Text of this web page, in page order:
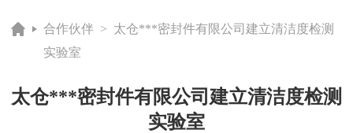
合作伙伴 > 太仓***密封件有限公司建立清洁度检测
实验室
太仓***密封件有限公司建立清洁度检测
实验室